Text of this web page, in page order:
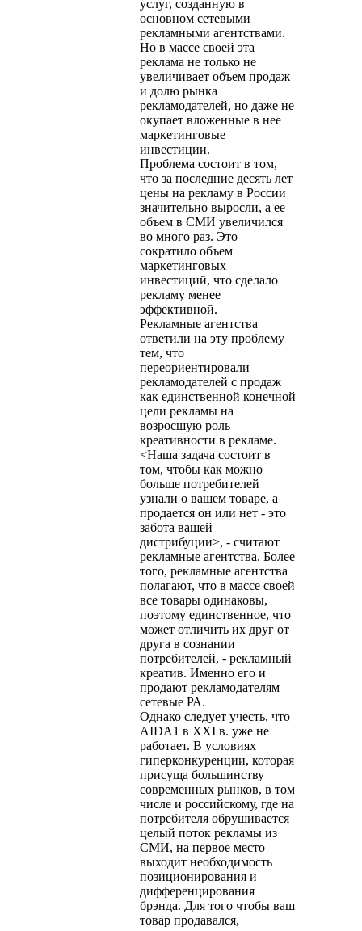
услуг, созданную в
основном сетевыми
рекламными агентствами.
Но в массе своей эта
реклама не только не
увеличивает объем продаж
и долю рынка
рекламодателей, но даже не
окупает вложенные в нее
маркетинговые
инвестиции.
Проблема состоит в том,
что за последние десять лет
цены на рекламу в России
значительно выросли, а ее
объем в СМИ увеличился
во много раз. Это
сократило объем
маркетинговых
инвестиций, что сделало
рекламу менее
эффективной.
Рекламные агентства
ответили на эту проблему
тем, что
переориентировали
рекламодателей с продаж
как единственной конечной
цели рекламы на
возросшую роль
креативности в рекламе.
<Наша задача состоит в
том, чтобы как можно
больше потребителей
узнали о вашем товаре, а
продается он или нет - это
забота вашей
дистрибуции>, - считают
рекламные агентства. Более
того, рекламные агентства
полагают, что в массе своей
все товары одинаковы,
поэтому единственное, что
может отличить их друг от
друга в сознании
потребителей, - рекламный
креатив. Именно его и
продают рекламодателям
сетевые РА.
Однако следует учесть, что
AIDA1 в XXI в. уже не
работает. В условиях
гиперконкуренции, которая
присуща большинству
современных рынков, в том
числе и российскому, где на
потребителя обрушивается
целый поток рекламы из
СМИ, на первое место
выходит необходимость
позиционирования и
дифференцирования
брэнда. Для того чтобы ваш
товар продавался,